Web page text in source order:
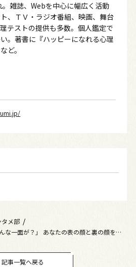
雑誌、Webを中心に幅広く活動
、ＴＶ・ラジオ番組、映画、舞台
テストの提供も多数。個人鑑定で
。著書に『ハッピーになれる心理
ど。
メ部
な一面が？」 あなたの表の顔と裏の顔を解
記事一覧へ戻る